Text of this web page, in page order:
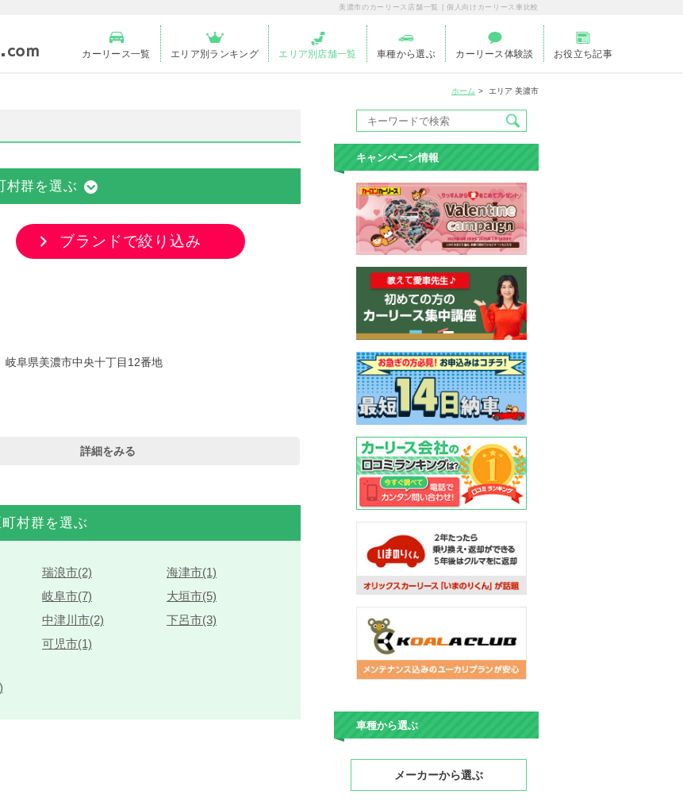
美濃市のカーリース店舗一覧 | 個人向けカーリース車比較
カーリース一覧 エリア別ランキング エリア別店舗一覧 車種から選ぶ カーリース体験談 お役立ち記事
ホーム エリア 美濃市
村群を選ぶ
ブランドで絞り込み
岐阜県美濃市中央十丁目12番地
詳細をみる
村群を選ぶ
瑞浪市(2)
海津市(1)
岐阜市(7)
大垣市(5)
中津川市(2)
下呂市(3)
可児市(1)
キャンペーン情報
車種から選ぶ
メーカーから選ぶ